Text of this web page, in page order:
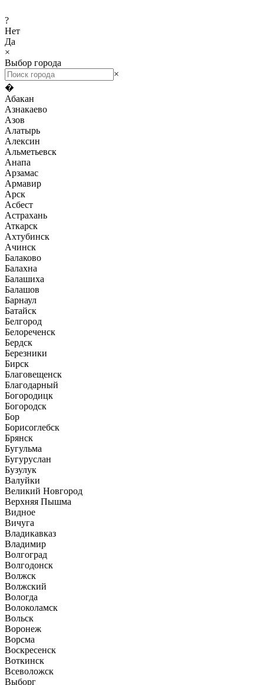
?
Нет
Да
×
Выбор города
×
�
Абакан
Азнакаево
Азов
Алатырь
Алексин
Альметьевск
Анапа
Арзамас
Армавир
Арск
Асбест
Астрахань
Аткарск
Ахтубинск
Ачинск
Балаково
Балахна
Балашиха
Балашов
Барнаул
Батайск
Белгород
Белореченск
Бердск
Березники
Бирск
Благовещенск
Благодарный
Богородицк
Богородск
Бор
Борисоглебск
Брянск
Бугульма
Бугуруслан
Бузулук
Валуйки
Великий Новгород
Верхняя Пышма
Видное
Вичуга
Владикавказ
Владимир
Волгоград
Волгодонск
Волжск
Волжский
Вологда
Волоколамск
Вольск
Воронеж
Ворсма
Воскресенск
Воткинск
Всеволожск
Выборг